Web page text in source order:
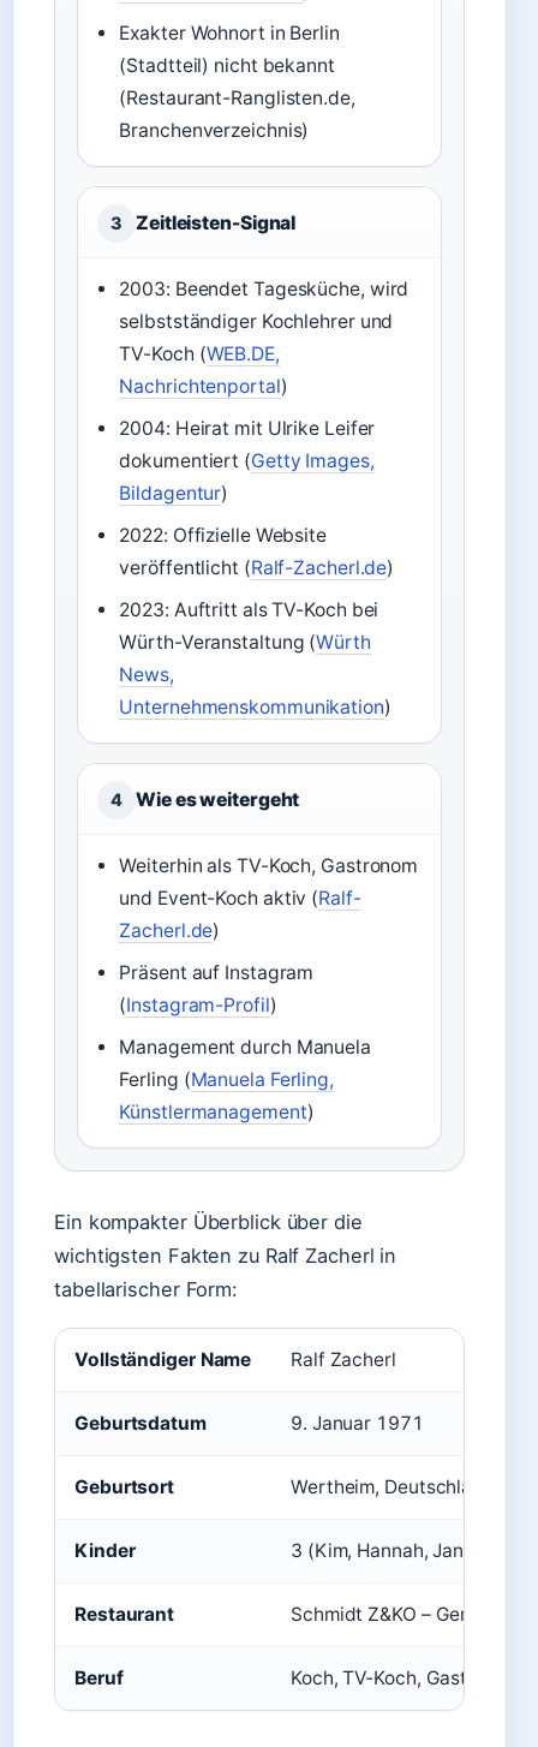
Exakter Wohnort in Berlin
(Stadtteil) nicht bekannt
(Restaurant-Ranglisten.de,
Branchenverzeichnis)
3 Zeitleisten-Signal
2003: Beendet Tagesküche, wird
selbstständiger Kochlehrer und
TV-Koch (WEB.DE,
Nachrichtenportal)
2004: Heirat mit Ulrike Leifer
dokumentiert (Getty Images,
Bildagentur)
2022: Offizielle Website
veröffentlicht (Ralf-Zacherl.de)
2023: Auftritt als TV-Koch bei
Würth-Veranstaltung (Würth
News,
Unternehmenskommunikation)
4 Wie es weitergeht
Weiterhin als TV-Koch, Gastronom
und Event-Koch aktiv (Ralf-
Zacherl.de)
Präsent auf Instagram
(Instagram-Profil)
Management durch Manuela
Ferling (Manuela Ferling,
Künstlermanagement)
Ein kompakter Überblick über die
wichtigsten Fakten zu Ralf Zacherl in
tabellarischer Form:
Vollständiger Name Ralf Zacherl
Geburtsdatum 9. Januar 1971
Geburtsort Wertheim, Deutschland
Kinder 3 (Kim, Hannah, Janica)
Restaurant Schmidt Z&KO –
Beruf Koch, TV-Koch, Gastronom,